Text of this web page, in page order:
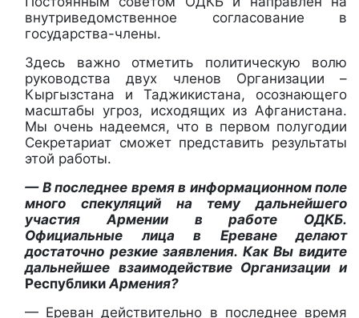
внутриведомственное согласование в
государства-члены.
Здесь важно отметить политическую волю
руководства двух членов Организации –
Кыргызстана и Таджикистана, осознающего
масштабы угроз, исходящих из Афганистана.
Мы очень надеемся, что в первом полугодии
Секретариат сможет представить результаты
этой работы.
— В последнее время в информационном поле
много спекуляций на тему дальнейшего
участия Армении в работе ОДКБ.
Официальные лица в Ереване делают
достаточно резкие заявления. Как Вы видите
дальнейшее взаимодействие Организации и
Республики Армения?
— Ереван действительно в последнее время